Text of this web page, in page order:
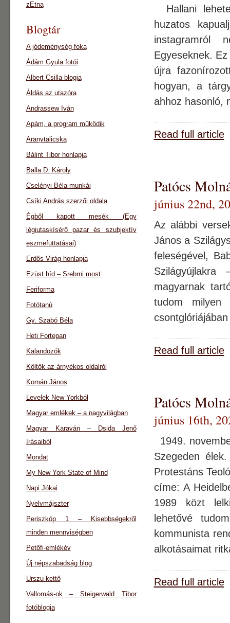
Hallani
huzatos
instagramról
Egyeseknek.
újra
hogyan, a
ahhoz hasonló,
Read full article
Patócs
június 22nd,
Az alábbi
János a
feleségével,
magyarnak
tudom milyen
Read full article
Patócs
június 16th,
1949.
Szegeden
Protestáns
címe: A
1989 közt
lehetővé
kommunista
alkotásaimat
Read full article
zEtna
Blogtár
A jódeménység foka
Ádám Gyula fotói
Albert Csilla blogja
Áldás az utazóra
Andrassew Iván
Apám, a program működik
Aranytalicska
Bálint Tibor honlapja
Balla D. Károly
Cselényi Béla munkái
Csíki András szerzői oldala
Égből kapott mesék (Egy
légiutaskísérő pazar és szubjektív
eszmefuttatásai)
Erdős Virág honlapja
Ezüst híd – Srebrni most
Feriforma
Fotótanú
Gy. Szabó Béla
Heti Fortepan
Kalandozók
Költők az árnyékos oldalról
Komán János
Levelek New Yorkból
Magyar emlékek – a nagyvilágban
Magyar Karaván – Dsida Jenő
írásaiból
Mondat
My New York State of Mind
Napi Jókai
Nyelvmájszter
Periszkóp 1 – Kisebbségekről
minden mennyiségben
Petőfi-emlékév
Új népszabadság blog
Urszu kettő
Vallomás-ok – Steigerwald Tibor
fotóblogja